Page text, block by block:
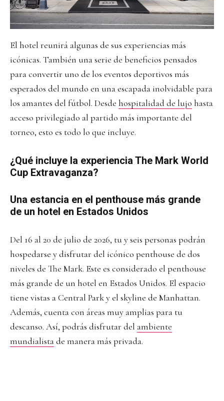
El hotel reunirá algunas de sus experiencias más
icónicas. También una serie de beneficios pensados
para convertir uno de los eventos deportivos más
esperados del mundo en una escapada inolvidable para
los amantes del fútbol. Desde hospitalidad de lujo hasta
acceso privilegiado al partido más importante del
torneo, esto es todo lo que incluye.
¿Qué incluye la experiencia The Mark World
Cup Extravaganza?
Una estancia en el penthouse más grande
de un hotel en Estados Unidos
Del 16 al 20 de julio de 2026, tu y seis personas podrán
hospedarse y disfrutar del icónico penthouse de dos
niveles de The Mark. Este es considerado el penthouse
más grande de un hotel en Estados Unidos. El espacio
tiene vistas a Central Park y el skyline de Manhattan.
Además, cuenta con áreas muy amplias para tu
descanso. Así, podrás disfrutar del ambiente
mundialistade manera más privada.